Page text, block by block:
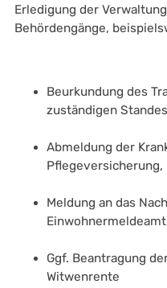
Erledigung der
Behördengänge,
Beurkundung des
zuständigen
Abmeldung der
Meldung an das
Einwohnermeldeamt
Ggf. Beantragung
Witwenrente